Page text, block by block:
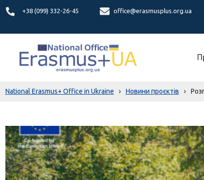
+38 (099) 332-26-45
office@erasmusplus.org.ua
National Erasmus+ Office in Ukraine › Новини проєктів ›